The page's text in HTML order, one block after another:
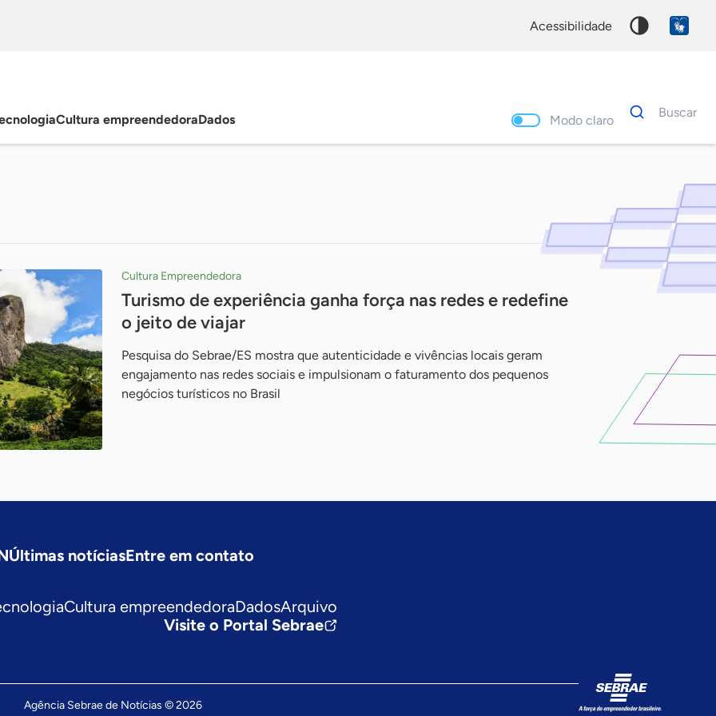
acessibilidade
Cultura empreendedoraDados Modo claro
Dados
para
Buscar
Cultura Empreendedora
Turismo de experiência ganha força nas redes e redefine
o jeito de viajar
Pesquisa do Sebrae/ES mostra que autenticidade e vivências locais geram
engajamento nas redes sociais e impulsionam o faturamento dos pequenos
negócios turísticos no Brasil
Últimas notíciasEntre em contato
Cultura empreendedoraDadosArquivo
Visite o Portal Sebrae
Agência Sebrae de Notícias © 2026